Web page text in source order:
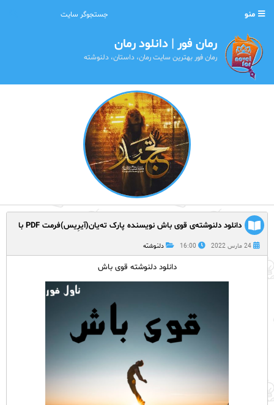
منو
رمان فور | دانلود رمان
رمان فور بهترین سایت رمان، داستان، دلنوشته
دانلود دلنوشته‌ی قوی باش نویسنده پارک ته‌یان(آیرِیس)فرمت PDF با
24 مارس 2022 16:00 دلنوشته
دانلود دلنوشته قوی باش